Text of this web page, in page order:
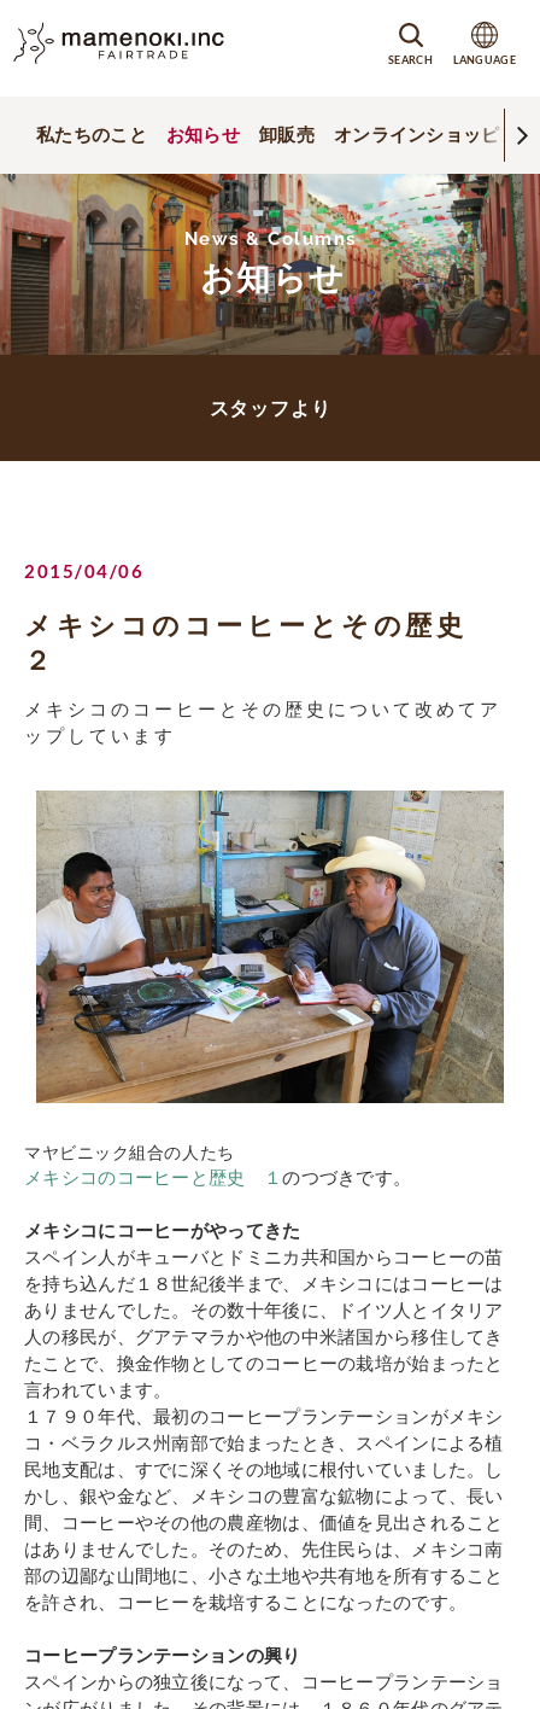
SEARCH LANGUAGE
私たちのこと お知らせ 卸販売 オンラインショッピング
News & Columns
お知らせ
スタッフより
2015/04/06
メキシコのコーヒーとその歴史
２
メキシコのコーヒーとその歴史について改めてア
ップしています
マヤビニック組合の人たち
メキシコのコーヒーと歴史 １のつづきです。
メキシコにコーヒーがやってきた
スペイン人がキューバとドミニカ共和国からコーヒーの苗
を持ち込んだ１８世紀後半まで、メキシコにはコーヒーは
ありませんでした。その数十年後に、ドイツ人とイタリア
人の移民が、グアテマラかや他の中米諸国から移住してき
たことで、換金作物としてのコーヒーの栽培が始まったと
言われています。
１７９０年代、最初のコーヒープランテーションがメキシ
コ・ベラクルス州南部で始まったとき、スペインによる植
民地支配は、すでに深くその地域に根付いていました。し
かし、銀や金など、メキシコの豊富な鉱物によって、長い
間、コーヒーやその他の農産物は、価値を見出されること
はありませんでした。そのため、先住民らは、メキシコ南
部の辺鄙な山間地に、小さな土地や共有地を所有すること
を許され、コーヒーを栽培することになったのです。
コーヒープランテーションの興り
スペインからの独立後になって、コーヒープランテーショ